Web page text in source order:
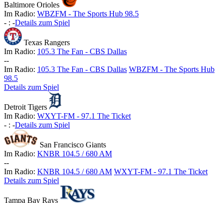
Baltimore Orioles
Im Radio: WBZFM - The Sports Hub 98.5
- : -Details zum Spiel
Texas Rangers
Im Radio: 105.3 The Fan - CBS Dallas
--
Im Radio: 105.3 The Fan - CBS Dallas WBZFM - The Sports Hub
98.5
Details zum Spiel
Detroit Tigers
Im Radio: WXYT-FM - 97.1 The Ticket
- : -Details zum Spiel
San Francisco Giants
Im Radio: KNBR 104.5 / 680 AM
--
Im Radio: KNBR 104.5 / 680 AM WXYT-FM - 97.1 The Ticket
Details zum Spiel
Tampa Bay Rays